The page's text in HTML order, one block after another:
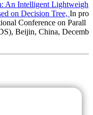
An Intelligent Lightweigh
on Decision Tree, In pro
Conference on Parall
Beijin, China, Decemb